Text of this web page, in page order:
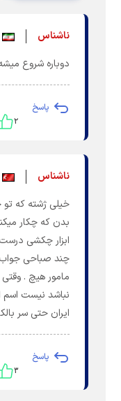
ناشناس
دوباره شروع
پاسخ
۲
ناشناس
خیلی ژشته که تو
بدن که چکار
ابزار چکشی
چند صباحی
مامور هیچ .
نباشد نیست
ایران حتی سر
پاسخ
۳